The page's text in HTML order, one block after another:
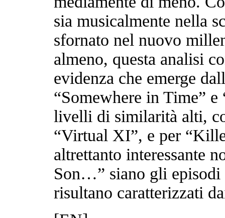
sia musicalmente nella
sfornato nel nuovo
almeno, questa analisi
evidenza che emerge
“Somewhere in Time”
livelli di similarità alti,
“Virtual XI”, e per
altrettanto interessante
Son…” siano gli
risultano caratterizzati